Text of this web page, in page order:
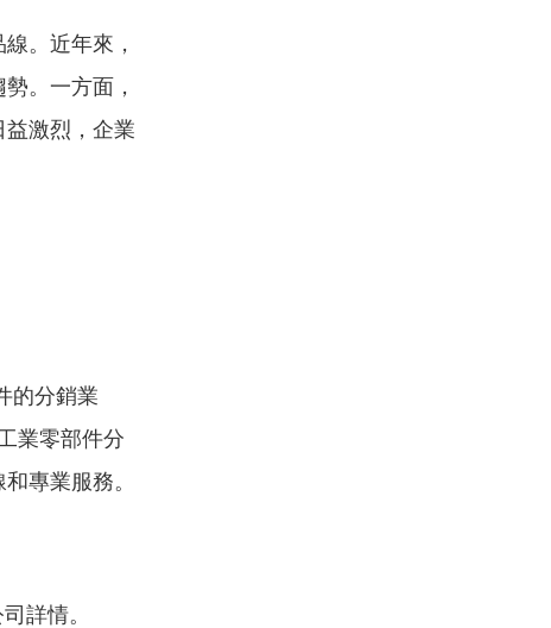
。近年來，
。一方面，
激烈，企業
的分銷業
業零部件分
專業服務。
詳情。